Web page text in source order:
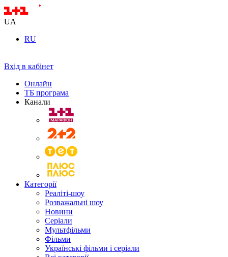
UA
RU
Вхід в кабінет
Онлайн
ТБ програма
Канали
Категорії
Реаліті-шоу
Розважальні шоу
Новини
Серіали
Мультфільми
Фільми
Українські фільми і серіали